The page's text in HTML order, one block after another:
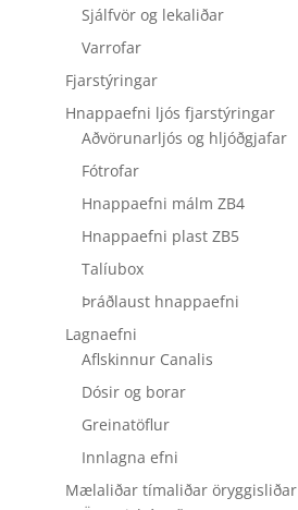
Sjálfvör og lekaliðar
Varrofar
Fjarstýringar
Hnappaefni ljós fjarstýringar
Aðvörunarljós og hljóðgjafar
Fótrofar
Hnappaefni málm ZB4
Hnappaefni plast ZB5
Talíubox
Þráðlaust hnappaefni
Lagnaefni
Aflskinnur Canalis
Dósir og borar
Greinatöflur
Innlagna efni
Mælaliðar tímaliðar öryggisliðar